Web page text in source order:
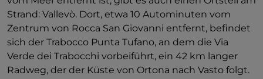
Seeigel werden Ihnen sicher das Herz rauben. Auch
wenn Sie nicht in einem Trabocco essen, gibt es in
Marina di San Vito Fischrestaurants aller Art:
einschließlich Streetfood!
noch einige Teile erhalten sind. Unterwegs werden
Sie von einer ganz besonderen Inschrift überrascht:
der Ecke des Kusses. Und was ist das? Die Ecke des
Kusses, ein Ort, an dem laut Schild „Küsse
obligatorisch sind“. Natürlich sollte man sich diese
Gelegenheit nicht entgehen lassen.
Strand: Vallevò. Dort, etwa 10 Autominuten vom
Zentrum von Rocca San Giovanni entfernt, befindet
sich der Trabocco Punta Tufano, an dem die Via
Verde dei Trabocchi vorbeiführt, ein 42 km langer
Radweg, der der Küste von Ortona nach Vasto folgt.